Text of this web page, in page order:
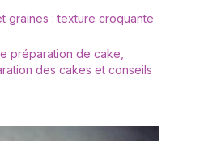
facile à nettoyer et garde
Économisez du temps et
mettez cet ensemble de
incurvés de ces belles
empêcher les aliments
de glisser ou les
sans saleté : Fatigué de
graines : texture croquante
préparation de cake
des cakes et conseils